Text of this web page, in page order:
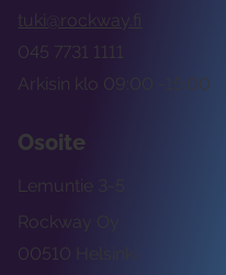
tuki@rockway.fi
Arkisin klo 09:00 -15:00
045 7731 1111
Osoite
Rockway Oy
Lemuntie 3-5
00510 Helsinki